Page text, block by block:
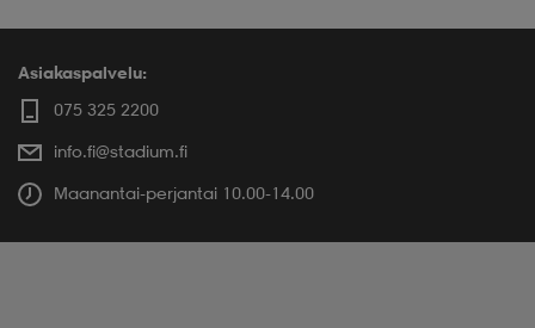
Asiakaspalvelu:
075 325 2200
info.fi@stadium.fi
Maanantai-perjantai 10.00-14.00